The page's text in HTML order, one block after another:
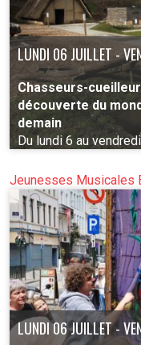
LUNDI 06 JUILLET -
Chasseurs-
découverte du
demain
Du lundi 6 au
Préhistomuséum de
PLUS D'INFO
Jeunesses Musicales
LUNDI 06 JUILLET -